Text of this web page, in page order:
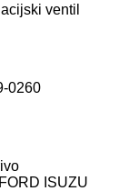
ventil
0260
ISUZU